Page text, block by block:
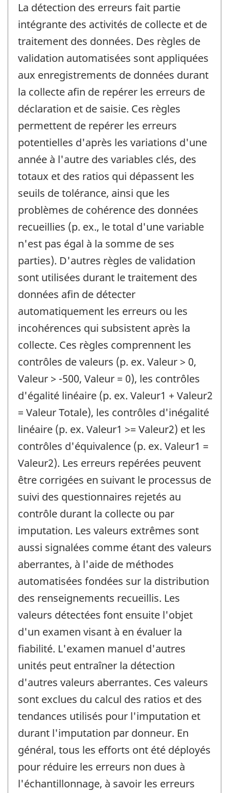
La détection des erreurs fait partie
intégrante des activités de collecte et de
traitement des données. Des règles de
validation automatisées sont appliquées
aux enregistrements de données durant
la collecte afin de repérer les erreurs de
déclaration et de saisie. Ces règles
permettent de repérer les erreurs
potentielles d'après les variations d'une
année à l'autre des variables clés, des
totaux et des ratios qui dépassent les
seuils de tolérance, ainsi que les
problèmes de cohérence des données
recueillies (p. ex., le total d'une variable
n'est pas égal à la somme de ses
parties). D'autres règles de validation
sont utilisées durant le traitement des
données afin de détecter
automatiquement les erreurs ou les
incohérences qui subsistent après la
collecte. Ces règles comprennent les
contrôles de valeurs (p. ex. Valeur > 0,
Valeur > -500, Valeur = 0), les contrôles
d'égalité linéaire (p. ex. Valeur1 + Valeur2
= Valeur Totale), les contrôles d'inégalité
linéaire (p. ex. Valeur1 >= Valeur2) et les
contrôles d'équivalence (p. ex. Valeur1 =
Valeur2). Les erreurs repérées peuvent
être corrigées en suivant le processus de
suivi des questionnaires rejetés au
contrôle durant la collecte ou par
imputation. Les valeurs extrêmes sont
aussi signalées comme étant des valeurs
aberrantes, à l'aide de méthodes
automatisées fondées sur la distribution
des renseignements recueillis. Les
valeurs détectées font ensuite l'objet
d'un examen visant à en évaluer la
fiabilité. L'examen manuel d'autres
unités peut entraîner la détection
d'autres valeurs aberrantes. Ces valeurs
sont exclues du calcul des ratios et des
tendances utilisés pour l'imputation et
durant l'imputation par donneur. En
général, tous les efforts ont été déployés
pour réduire les erreurs non dues à
l'échantillonnage, à savoir les erreurs